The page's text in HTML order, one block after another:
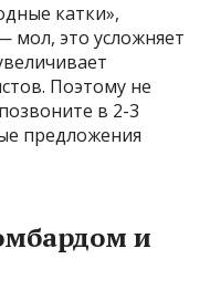
катки»,
мол, это усложняет
Поэтому не
в 2-3
предложения
и